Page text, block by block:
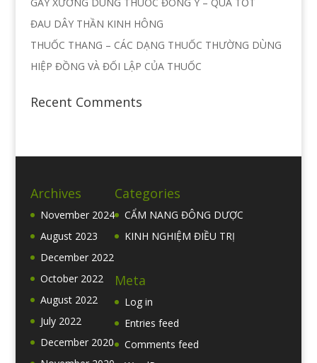
ĐAU DÂY THẦN KINH HÔNG
THUỐC THANG – CÁC DẠNG THUỐC THƯỜNG DÙNG
HIỆP ĐỒNG VÀ ĐỐI LẬP CỦA THUỐC
Recent Comments
Archives
November 2024
August 2023
December 2022
October 2022
August 2022
July 2022
December 2020
Categories
CẨM NANG ĐÔNG DƯỢC
KINH NGHIỆM ĐIỀU TRỊ
Meta
Log in
Entries feed
Comments feed